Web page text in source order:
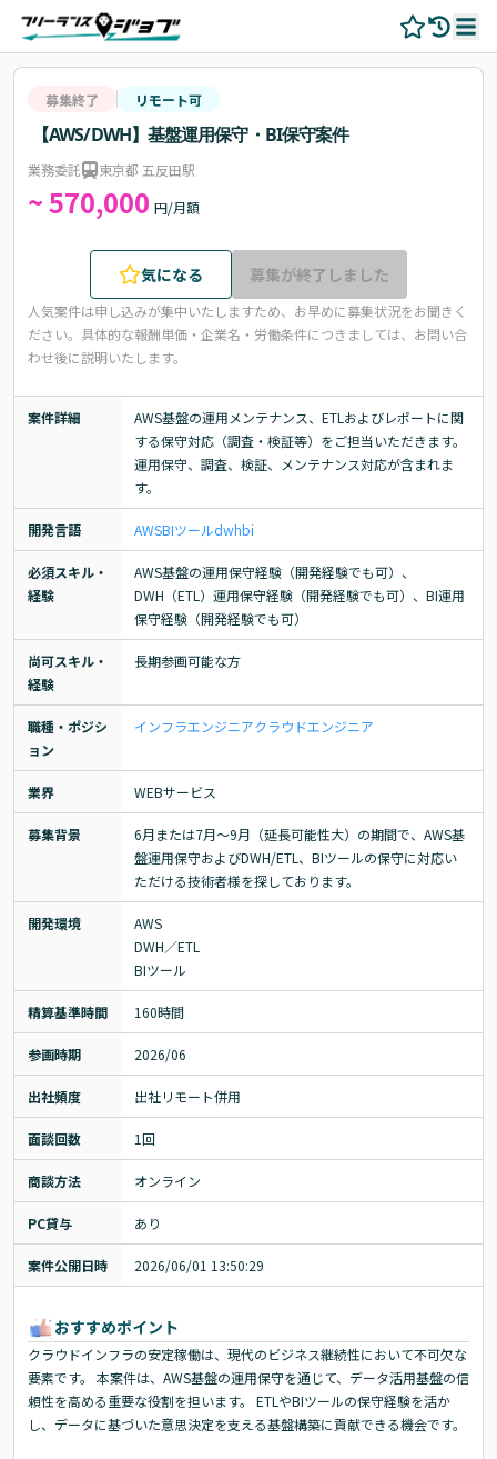
募集終了 リモート可
【AWS/DWH】基盤運用保守・BI保守案件
業務委託 東京都 五反田駅
~ 570,000 円/月額
気になる 募集が終了しました
人気案件は申し込みが集中いたしますため、お早めに募集状況をお聞きく
ださい。 具体的な報酬単価・企業名・労働条件につきましては、お問い合
わせ後に説明いたします。
案件詳細
AWS基盤の運用メンテナンス、ETLおよびレポートに関
する保守対応（調査・検証等）をご担当いただきます。
運用保守、調査、検証、メンテナンス対応が含まれま
す。
開発言語 AWSBIツールdwhbi
必須スキル・
経験
AWS基盤の運用保守経験（開発経験でも可）、
DWH（ETL）運用保守経験（開発経験でも可）、BI運用
保守経験（開発経験でも可）
尚可スキル・
経験
長期参画可能な方
職種・ポジシ
ョン
インフラエンジニアクラウドエンジニア
業界 WEBサービス
募集背景
6月または7月～9月（延長可能性大）の期間で、AWS基
盤運用保守およびDWH/ETL、BIツールの保守に対応い
ただける技術者様を探しております。
開発環境
AWS
DWH／ETL
BIツール
精算基準時間 160時間
参画時期 2026/06
出社頻度 出社リモート併用
面談回数 1回
商談方法 オンライン
PC貸与 あり
案件公開日時 2026/06/01 13:50:29
おすすめポイント
クラウドインフラの安定稼働は、現代のビジネス継続性において不可欠な
要素です。 本案件は、AWS基盤の運用保守を通じて、データ活用基盤の信
頼性を高める重要な役割を担います。 ETLやBIツールの保守経験を活か
し、データに基づいた意思決定を支える基盤構築に貢献できる機会です。